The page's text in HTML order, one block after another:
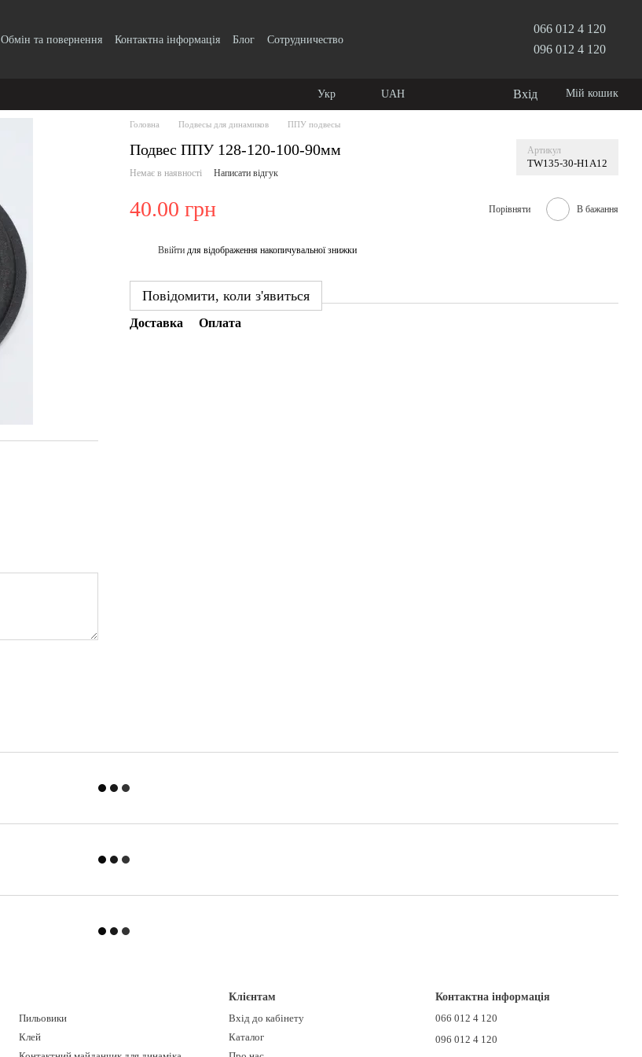
Обмін та повернення Контактна інформація Блог Сотрудничество
066 012 4 120
096 012 4 120
Укр UAH Вхід Мій кошик
Головна Подвесы для динамиков ППУ подвесы
Подвес ППУ 128-120-100-90мм Артикул
TW135-30-H1A12
Немає в наявності Написати відгук
40.00 грн Порівняти В бажання
Ввійти для відображення накопичувальної знижки
Повідомити, коли з'явиться
Доставка Оплата
Пильовики
Клей
Клієнтам
Вхід до кабінету
Каталог
Контактна інформація
066 012 4 120
096 012 4 120